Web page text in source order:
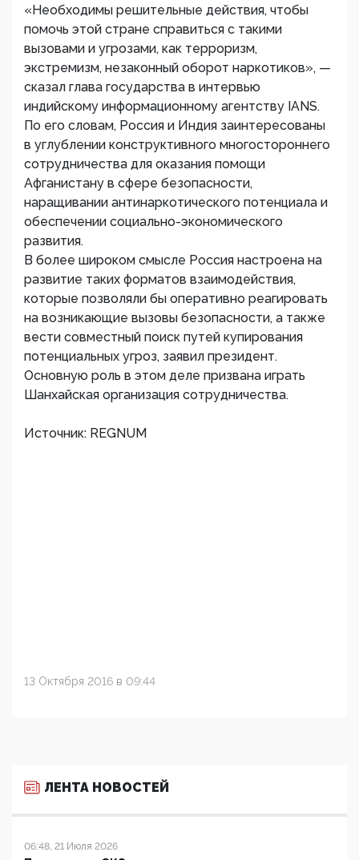
«Необходимы решительные действия, чтобы
помочь этой стране справиться с такими
вызовами и угрозами, как терроризм,
экстремизм, незаконный оборот наркотиков», —
сказал глава государства в интервью
индийскому информационному агентству IANS.
По его словам, Россия и Индия заинтересованы
в углублении конструктивного многостороннего
сотрудничества для оказания помощи
Афганистану в сфере безопасности,
наращивании антинаркотического потенциала и
обеспечении социально-экономического
развития.
В более широком смысле Россия настроена на
развитие таких форматов взаимодействия,
которые позволяли бы оперативно реагировать
на возникающие вызовы безопасности, а также
вести совместный поиск путей купирования
потенциальных угроз, заявил президент.
Основную роль в этом деле призвана играть
Шанхайская организация сотрудничества.
Источник: REGNUM
13 Октября 2016 в 09:44
ЛЕНТА НОВОСТЕЙ
06:48, 21 Июля 2026